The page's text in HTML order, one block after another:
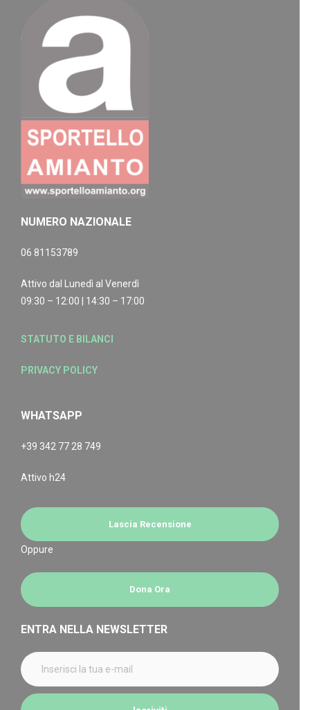
NUMERO NAZIONALE
06 81153789
Attivo dal Lunedì al Venerdì
09:30 – 12:00 | 14:30 – 17:00
STATUTO E BILANCI
PRIVACY POLICY
WHATSAPP
+39 342 77 28 749
Attivo h24
Lascia Recensione
Oppure
Dona Ora
ENTRA NELLA NEWSLETTER